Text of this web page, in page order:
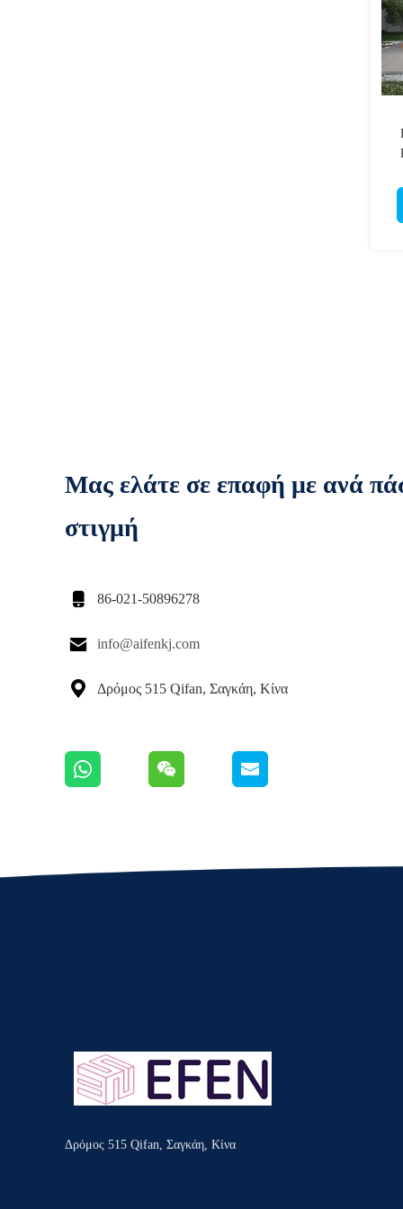
Μας ελάτε σε επαφή με ανά
στιγμή
 86-021-50896278
 info@aifenkj.com
 Δρόμος 515 Qifan, Σαγκάη, Κίνα
Δρόμος 515 Qifan, Σαγκάη, Κίνα